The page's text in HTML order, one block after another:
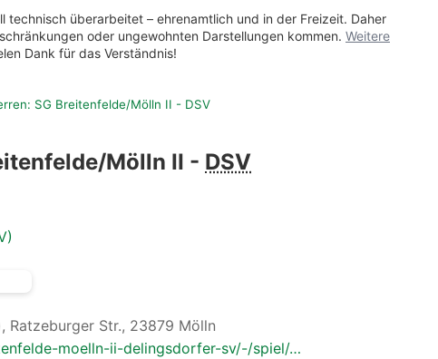
technisch überarbeitet – ehrenamtlich und in der Freizeit. Daher
oder ungewohnten Darstellungen kommen. Weitere
Dank für das Verständnis!
SG Breitenfelde/Mölln II - DSV
Mölln II - DSV
Ratzeburger Str., 23879 Mölln
moelln-ii-delingsdorfer-sv/-/spiel/…